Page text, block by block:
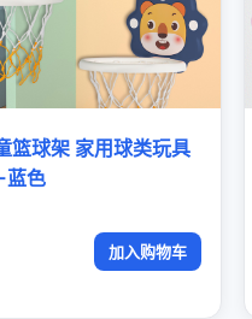
篮球架 家用球类玩具
色
加入购物车